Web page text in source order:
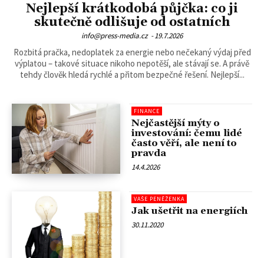
Nejlepší krátkodobá půjčka: co ji
skutečně odlišuje od ostatních
info@press-media.cz -19.7.2026
Rozbitá pračka, nedoplatek za energie nebo nečekaný výdaj před
výplatou – takové situace nikoho nepotěší, ale stávají se. A právě
tehdy člověk hledá rychlé a přitom bezpečné řešení. Nejlepší...
FINANCE
Nejčastější mýty o
investování: čemu lidé
často věří, ale není to
pravda
14.4.2026
VAŠE PENĚŽENKA
Jak ušetřit na energiích
30.11.2020